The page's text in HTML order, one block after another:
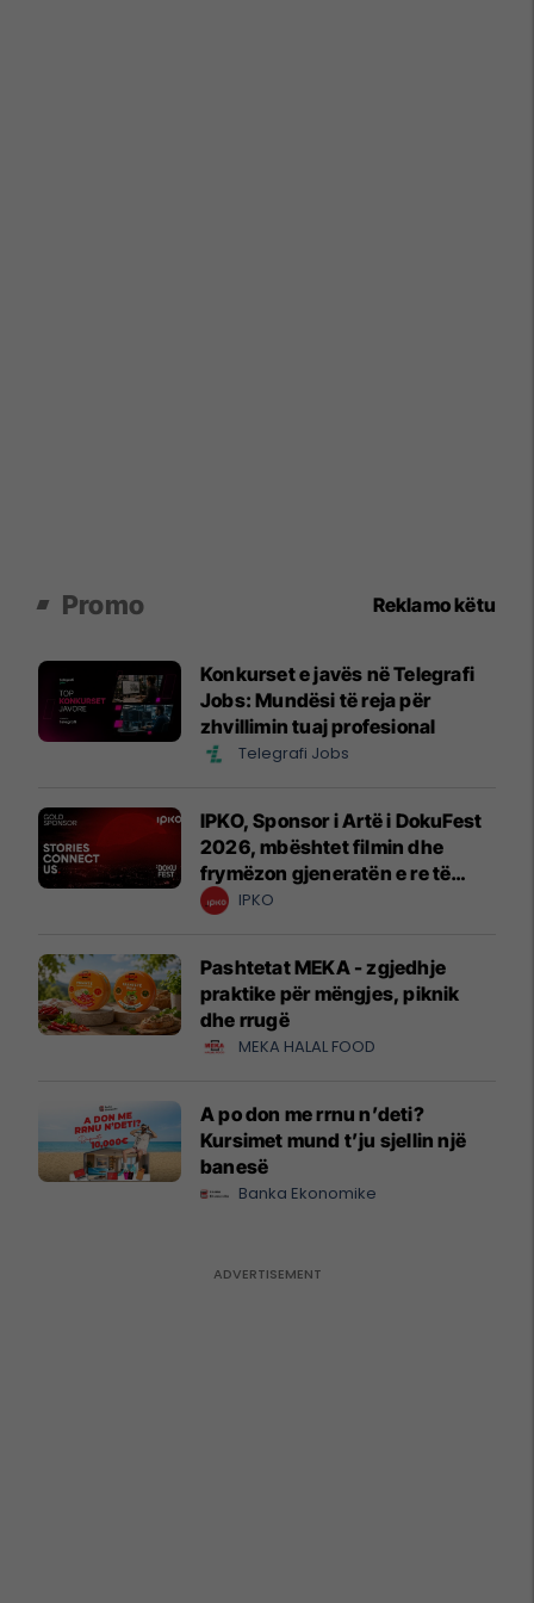
Promo Reklamo këtu
Konkurset e javës në Telegrafi
Jobs: Mundësi të reja për
zhvillimin tuaj profesional
Telegrafi Jobs
IPKO, Sponsor i Artë i DokuFest
2026, mbështet filmin dhe
frymëzon gjeneratën e re të
krijuesve
IPKO
Pashtetat MEKA - zgjedhje
praktike për mëngjes, piknik
dhe rrugë
MEKA HALAL FOOD
A po don me rrnu n’deti?
Kursimet mund t’ju sjellin një
banesë
Banka Ekonomike